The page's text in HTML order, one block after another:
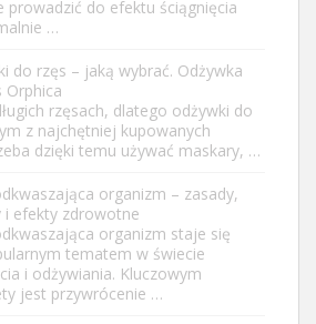
prowadzić do efektu ściągnięcia
…
do rzęs – jaką wybrać. Odżywka
Orphica
rzęsach, dlatego odżywki do
z najchętniej kupowanych
dzięki temu używać maskary, …
organizm – zasady,
i efekty zdrowotne
organizm staje się
tematem w świecie
i odżywiania. Kluczowym
jest przywrócenie …